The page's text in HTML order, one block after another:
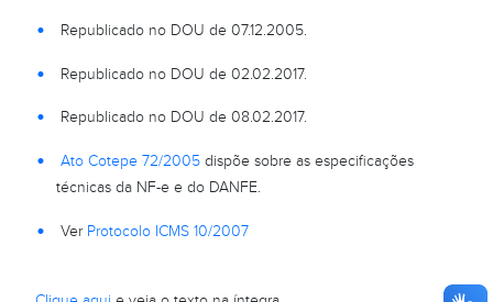
Republicado no DOU de 07.12.2005.
Republicado no DOU de 02.02.2017.
Republicado no DOU de 08.02.2017.
Ato Cotepe 72/2005 dispõe sobre as especificações
técnicas da NF-e e do DANFE.
Ver Protocolo ICMS 10/2007